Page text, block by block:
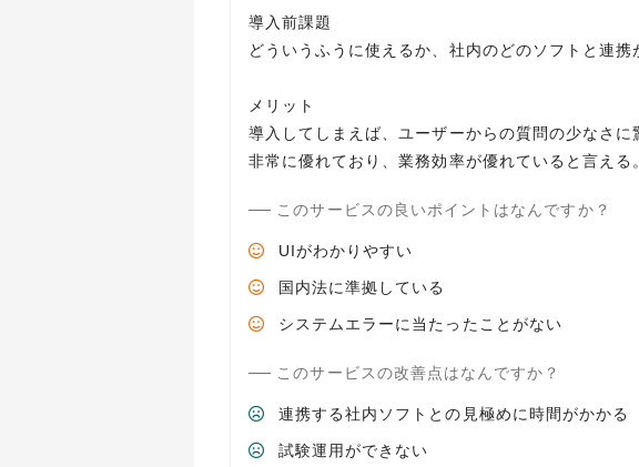
導入前課題
どういうふうに使えるか、社内のどのソフトと連
メリット
導入してしまえば、ユーザーからの質問の少なさ
非常に優れており、業務効率が優れていると言える
このサービスの良いポイントはなんですか？
UIがわかりやすい
国内法に準拠している
システムエラーに当たったことがない
このサービスの改善点はなんですか？
連携する社内ソフトとの見極めに時間がかかる
試験運用ができない